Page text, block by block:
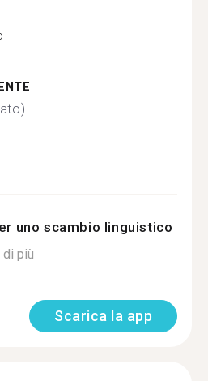
uno scambio linguistico
più
Scarica la app